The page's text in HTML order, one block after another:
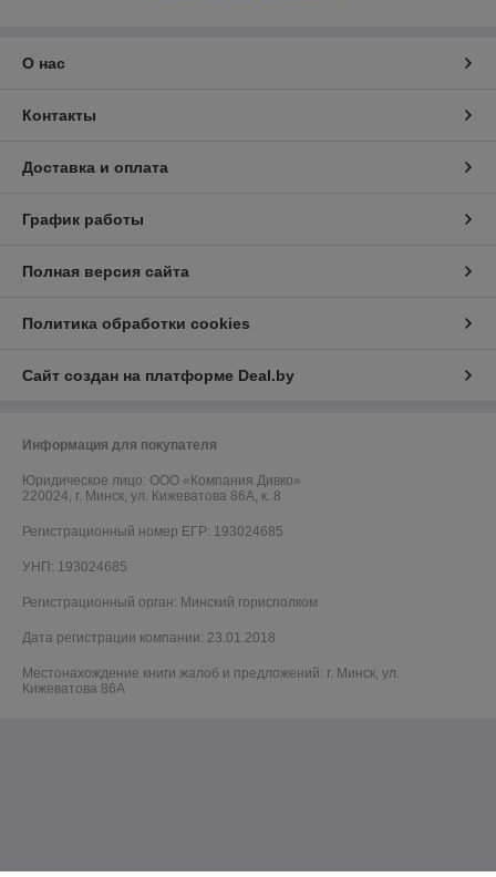
О нас
Контакты
Доставка и оплата
График работы
Полная версия сайта
Политика обработки cookies
Сайт создан на платформе Deal.by
Информация для покупателя
Юридическое лицо: ООО «Компания Дивко»
220024, г. Минск, ул. Кижеватова 86А, к. 8
Регистрационный номер ЕГР: 193024685
УНП: 193024685
Регистрационный орган: Минский горисполком
Дата регистрации компании: 23.01.2018
Местонахождение книги жалоб и предложений: г. Минск, ул.
Кижеватова 86А